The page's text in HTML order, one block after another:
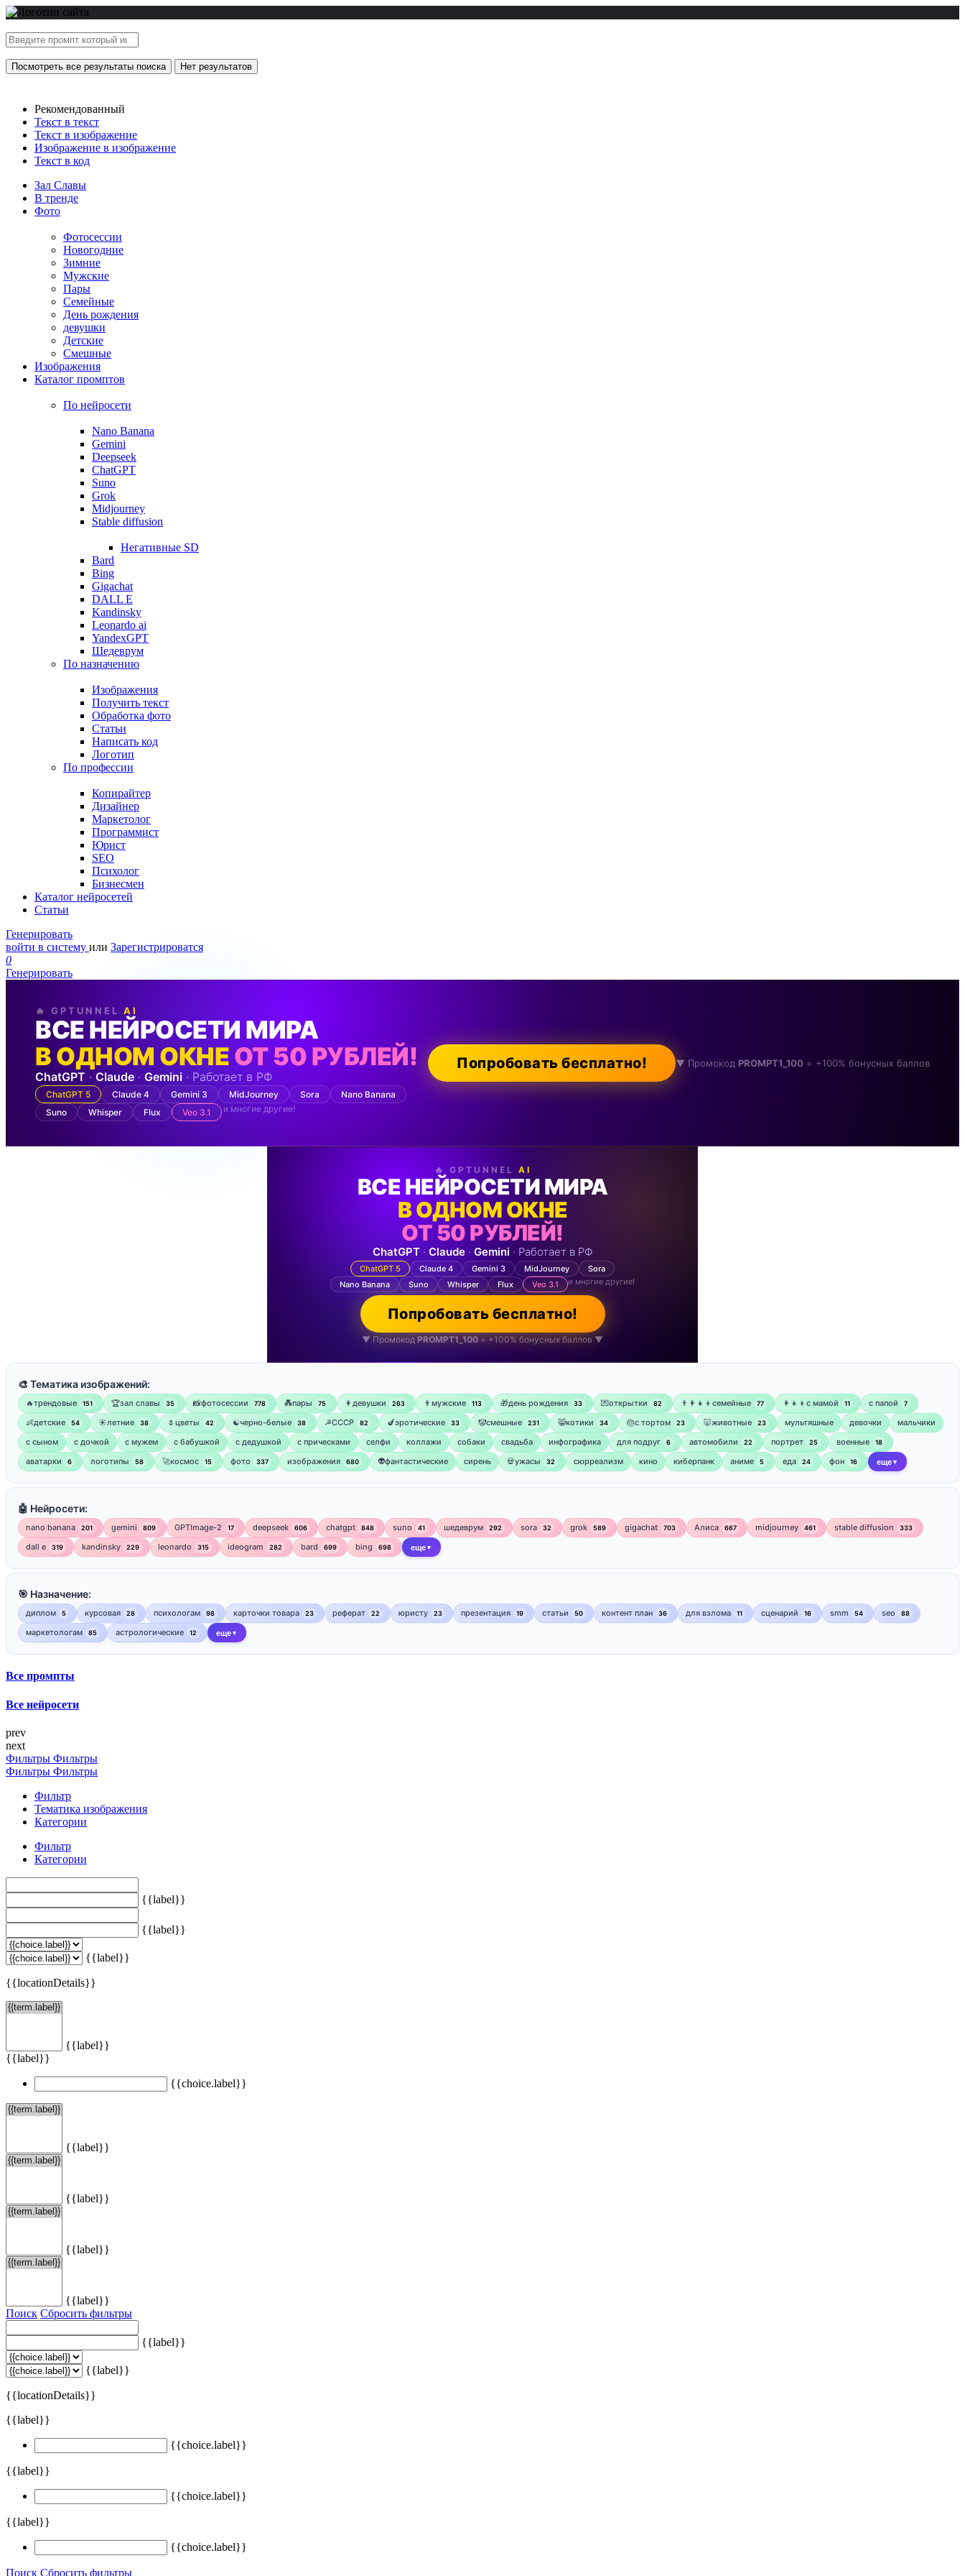
Посмотреть все результаты поиска Нет результатов
Рекомендованный
Текст в текст
Текст в изображение
Изображение в изображение
Текст в код
Зал Славы
В тренде
Фото
Фотосессии
Новогодние
Зимние
Мужские
Пары
Семейные
День рождения
девушки
Детские
Смешные
Изображения
Каталог промптов
По нейросети
Nano Banana
Gemini
Deepseek
ChatGPT
Suno
Grok
Midjourney
Stable diffusion
Негативные SD
Bard
Bing
Gigachat
DALL E
Kandinsky
Leonardo ai
YandexGPT
Шедеврум
По назначению
Изображения
Получить текст
Обработка фото
Статьи
Написать код
Логотип
По профессии
Копирайтер
Дизайнер
Маркетолог
Программист
Юрист
SEO
Психолог
Бизнесмен
Каталог нейросетей
Статьи
Генерировать
войти в систему или Зарегистрироватся
0
Генерировать
🔥 GPTUNNEL AI
ВСЕ НЕЙРОСЕТИ МИРА
В ОДНОМ ОКНЕОТ 50 РУБЛЕЙ!
ChatGPT · Claude · Gemini · Работает в РФ
ChatGPT 5 Claude 4 Gemini 3 MidJourney Sora
Nano Banana
Suno
Whisper Flux Veo 3.1 и многие другие!
Попробовать бесплатно! ▼ Промокод PROMPT1_100 = +100% бонусных баллов
🔥 GPTUNNEL AI
ВСЕ НЕЙРОСЕТИ МИРА
В ОДНОМ ОКНЕ
ОТ 50 РУБЛЕЙ!
ChatGPT· Claude· Gemini · Работает в РФ
ChatGPT 5 Claude 4 Gemini 3 MidJourney
Sora
Nano Banana
Suno Whisper Flux Veo 3.1 и многие другие!
Попробовать бесплатно!
▼ Промокод PROMPT1_100 = +100% бонусных баллов ▼
🎨 Тематика изображений:
🔥трендовые 151 🏆зал славы 35 📸фотосессии 778 💑пары 75 👩девушки 263 👨мужские 113 🎁день рождения 33 💌открытки 82 👨‍👩‍👧‍👦семейные 77 👩‍👧‍👦с мамой 11 ‍с папой 7
👶детские 54 ☀️летние 38 🌷цветы 42 ☯︎черно-белые 38 ☭СССР 82 🍆эротические 33 🤡смешные 231 😸котики 34 🎂с тортом 23 🐷животные 23 мультяшные девочки
мальчики
с сыном
с дочкой с мужем с бабушкой с дедушкой с прическами селфи коллажи собаки свадьба инфографика для подруг 6 автомобили 22 портрет 25 военные 18
аватарки 6 логотипы 58 🚀космос 15 фото 337 изображения 680 👽фантастические сирень 💀ужасы 32 сюрреализм кино киберпанк аниме 5 еда 24 фон 16 еще ▼
🤖 Нейросети:
nano banana 201 gemini 809 GPTImage-2 17 deepseek 606 chatgpt 848 suno 41 шедеврум 292 sora 32 grok 589 gigachat 703 Алиса 667 midjourney 461 stable diffusion 333
dall e 319 kandinsky 229 leonardo 315 ideogram 282 bard 699 bing 698 еще ▼
🎯 Назначение:
диплом 5 курсовая 28 психологам 98 карточки товара 23 реферат 22 юристу 23 презентация 19 статьи 50 контент план 36 для взлома 11 сценарий 16 smm 54 seo 88
маркетологам 85 астрологические 12 еще ▼
Все промпты
Все нейросети
prev
next
Фильтры Фильтры
Фильтры Фильтры
Фильтр
Тематика изображения
Категории
Фильтр
Категории
{{label}}
{{label}}
{{label}}
{{locationDetails}}
{{label}}
{{label}}
{{choice.label}}
{{label}}
{{label}}
{{label}}
{{label}}
Поиск Сбросить фильтры
{{label}}
{{label}}
{{locationDetails}}
{{label}}
{{choice.label}}
{{label}}
{{choice.label}}
{{label}}
{{choice.label}}
Поиск Сбросить фильтры